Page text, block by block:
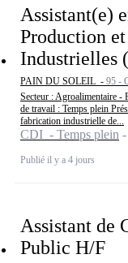
Assistant(e)
Production
Industrielles
PAIN DU SOLEIL - 95 -
Secteur : Agroalimentaire -
de travail : Temps plein
fabrication industrielle de...
CDI - Temps plein
Publié il y a 4 jours
Assistant de
Public H/F